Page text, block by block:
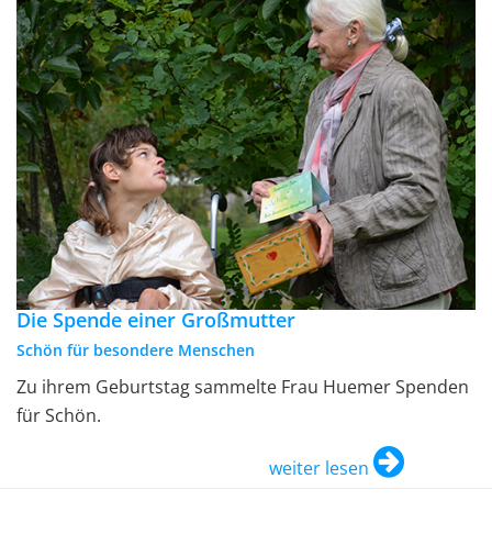
Die Spende einer Großmutter
Schön für besondere Menschen
Zu ihrem Geburtstag sammelte Frau Huemer Spenden
für Schön.
weiter lesen